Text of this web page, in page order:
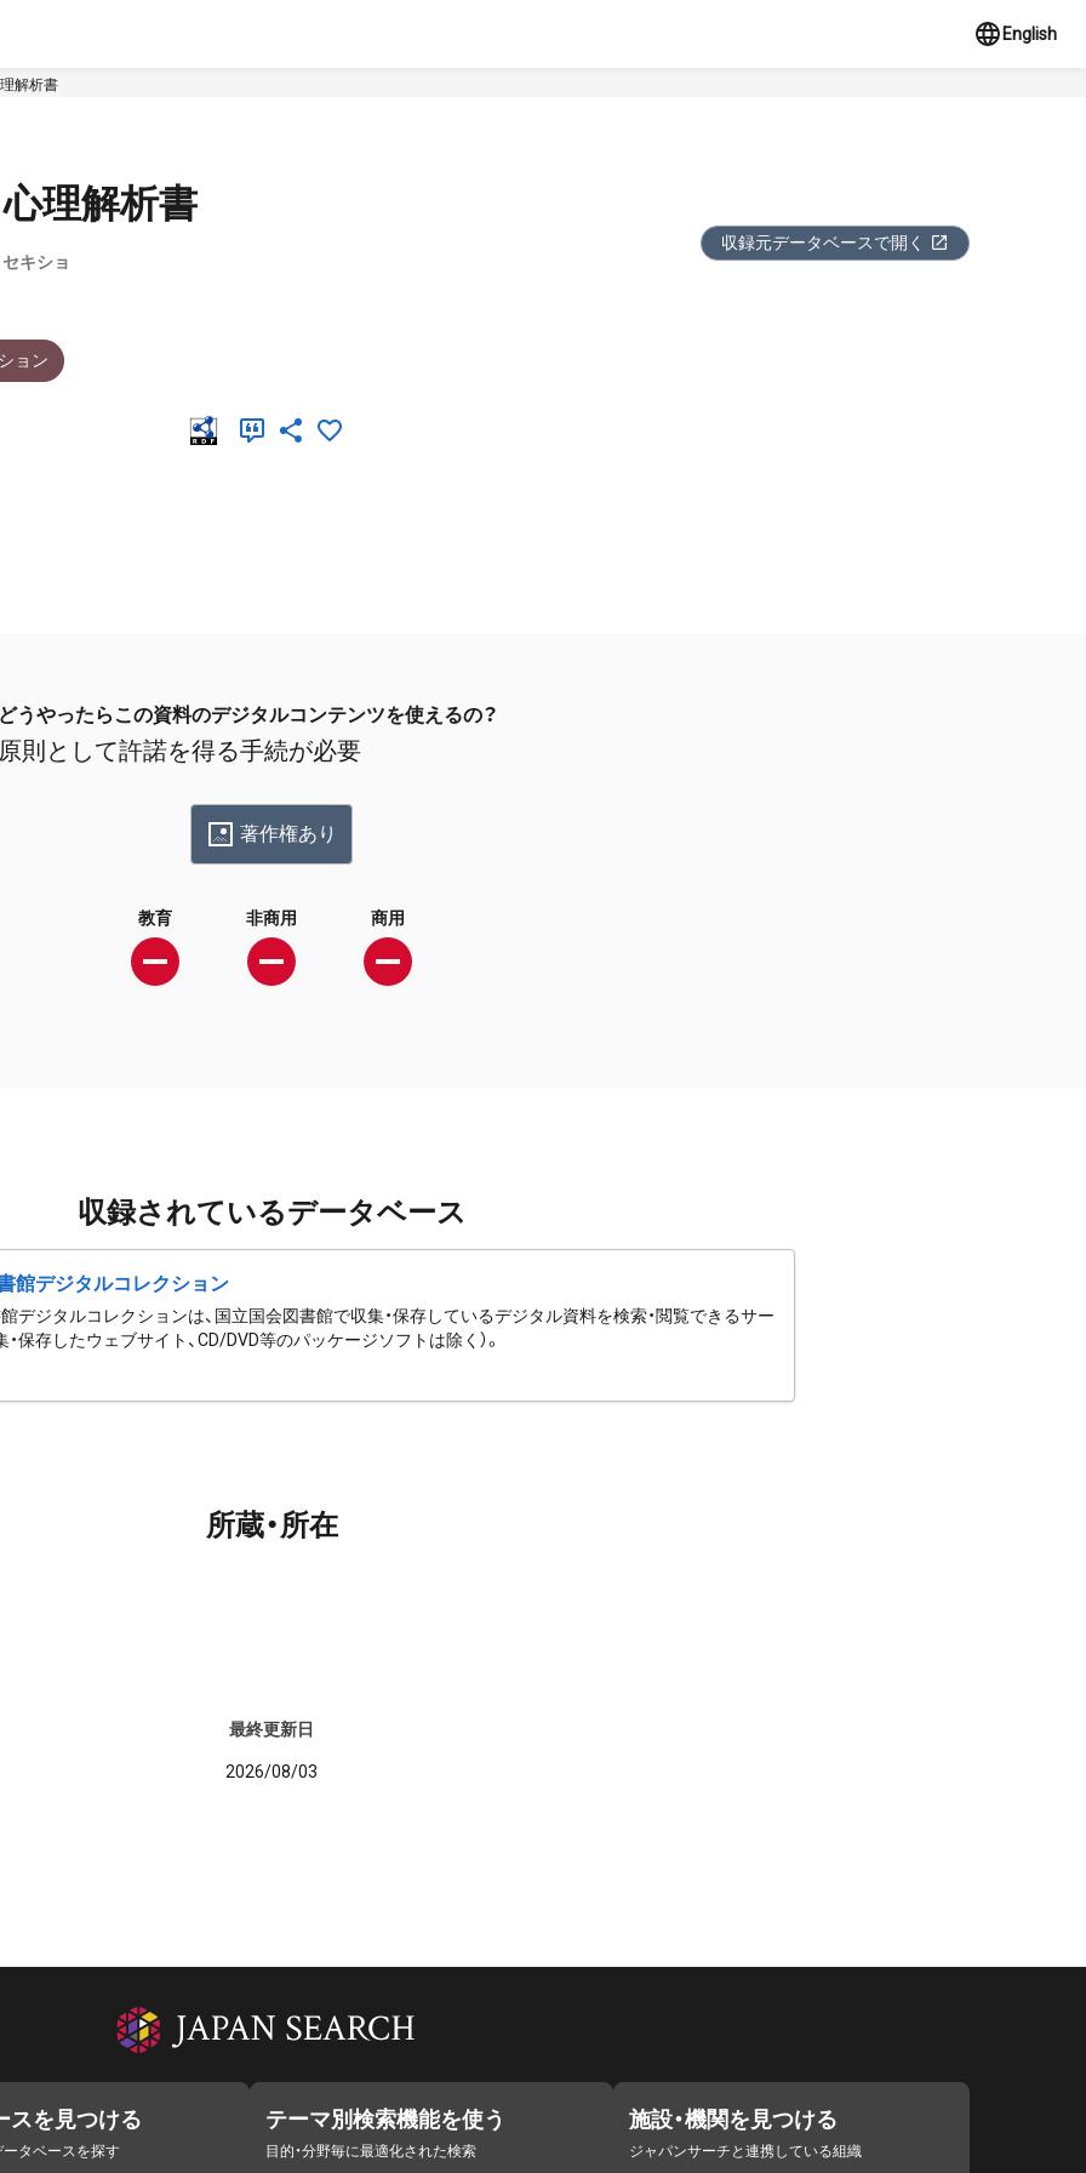
English
解析書
理解析書
キショ
収録元データベースで開く
ョン
どうやったらこの資料のデジタルコンテンツを使えるの？
原則として許諾を得る手続が必要
著作権あり
教育 非商用 商用
収録されているデータベース
館デジタルコレクション
デジタルコレクションは、国立国会図書館で収集・保存しているデジタル資料を検索・閲覧できるサー
・保存したウェブサイト、CD/DVD等のパッケージソフトは除く）。
所蔵・所在
最終更新日
2026/08/03
スを見つける
タベースを探す
テーマ別検索機能を使う
目的・分野毎に最適化された検索
施設・機関を見つける
ジャパンサーチと連携している組織